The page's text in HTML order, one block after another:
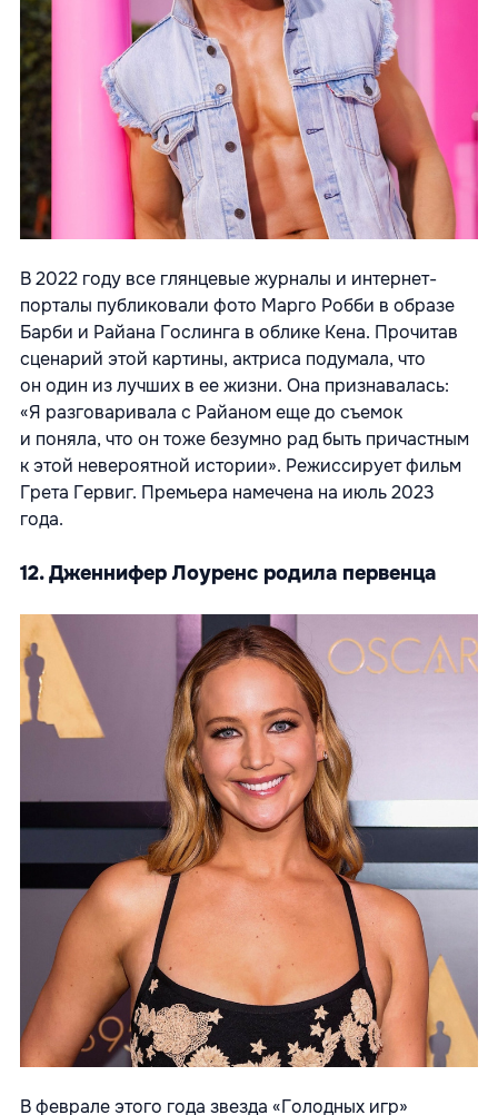
В 2022 году все глянцевые журналы и интернет-
порталы публиковали фото Марго Робби в образе
Барби и Райана Гослинга в облике Кена. Прочитав
сценарий этой картины, актриса подумала, что
он один из лучших в ее жизни. Она признавалась:
«Я разговаривала с Райаном еще до съемок
и поняла, что он тоже безумно рад быть причастным
к этой невероятной истории». Режиссирует фильм
Грета Гервиг. Премьера намечена на июль 2023
года.
12. Дженнифер Лоуренс родила первенца
В феврале этого года звезда «Голодных игр»